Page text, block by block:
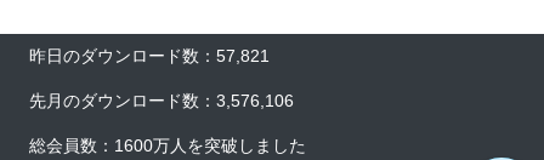
昨日のダウンロード数：57,821
先月のダウンロード数：3,576,106
総会員数：1600万人を突破しました